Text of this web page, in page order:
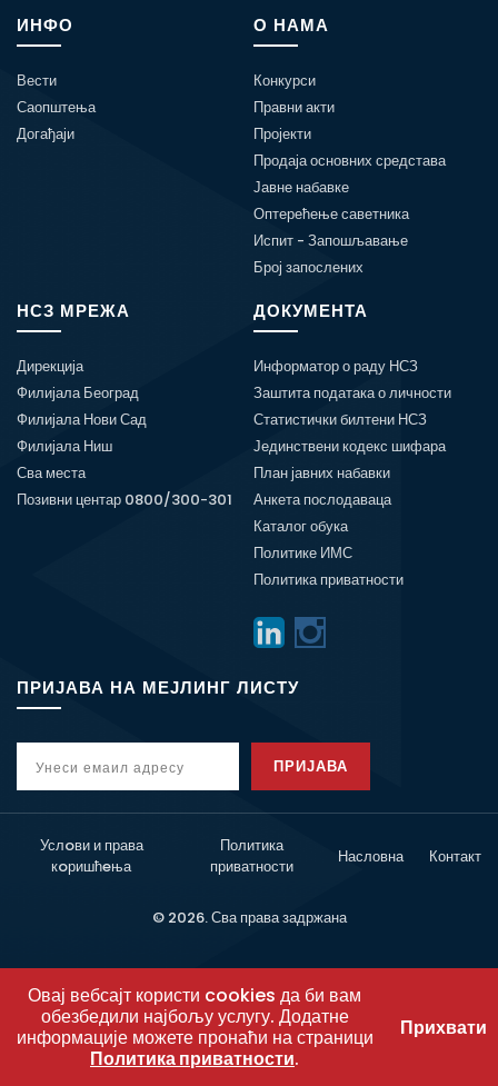
ИНФО
Вести
Саопштења
Догађаји
О НАМА
Конкурси
Правни акти
Пројекти
Продаја основних средстава
Јавне набавке
Оптерећење саветника
Испит - Запошљавање
Број запослених
НСЗ МРЕЖА
Дирекција
Филијала Београд
Филијала Нови Сад
Филијала Ниш
Сва места
Позивни центар 0800/300-301
ДОКУМЕНТА
Информатор о раду НСЗ
Заштита података о личности
Статистички билтени НСЗ
Јединствени кодекс шифара
План јавних набавки
Анкета послодаваца
Каталог обука
Политике ИМС
Политика приватности
ПРИЈАВА НА МЕЈЛИНГ ЛИСТУ
ПРИЈАВА
Услoви и права
кoришћeња
Политика
приватности
Насловна Контакт
© 2026. Сва права задржана
Овај вебсајт користи cookies да би вам
обезбедили најбољу услугу. Додатне
информације можете пронаћи на страници
Политика приватности.
Прихвати